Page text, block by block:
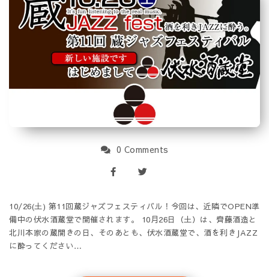
0 Comments
10/26(土) 第11回蔵ジャズフェスティバル！今回は、近隣でOPEN準
備中の伏水酒蔵堂で開催されます。 10月26日（土）は、齊藤酒造と
北川本家の蔵開きの日、そのあとも、伏水酒蔵堂で、酒を利きJAZZ
に酔ってください…